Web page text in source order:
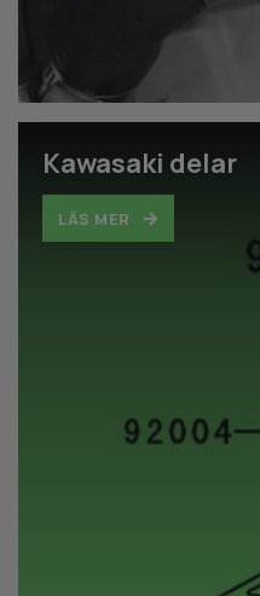
Kawasaki delar
LÄS MER